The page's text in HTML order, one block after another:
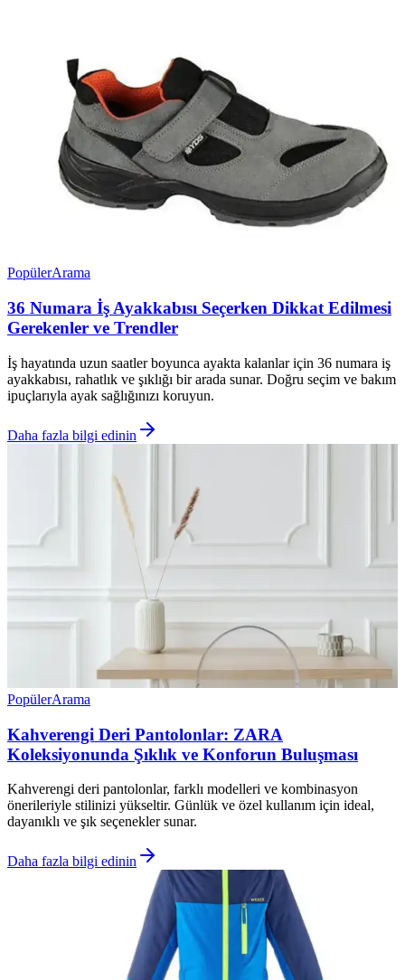
PopülerArama
36 Numara İş Ayakkabısı Seçerken Dikkat Edilmesi
Gerekenler ve Trendler
İş hayatında uzun saatler boyunca ayakta kalanlar için 36 numara iş
ayakkabısı, rahatlık ve şıklığı bir arada sunar. Doğru seçim ve bakım
ipuçlarıyla ayak sağlığınızı koruyun.
Daha fazla bilgi edinin
PopülerArama
Kahverengi Deri Pantolonlar: ZARA
Koleksiyonunda Şıklık ve Konforun Buluşması
Kahverengi deri pantolonlar, farklı modelleri ve kombinasyon
önerileriyle stilinizi yükseltir. Günlük ve özel kullanım için ideal,
dayanıklı ve şık seçenekler sunar.
Daha fazla bilgi edinin